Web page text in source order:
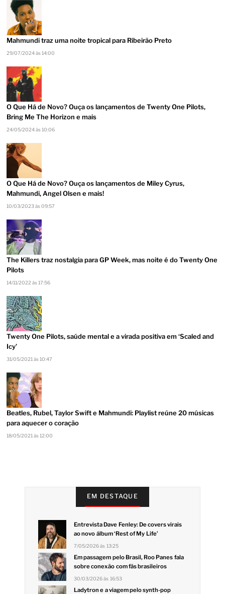
Mahmundi traz uma noite tropical para Ribeirão Preto
29/07/2024 às 14:00
O Que Há de Novo? Ouça os lançamentos de Twenty One Pilots,
Bring Me The Horizon e mais
24/05/2024 às 10:06
O Que Há de Novo? Ouça os lançamentos de Miley Cyrus,
Mahmundi, Angel Olsen e mais!
10/03/2023 às 09:57
The Killers traz nostalgia para GP Week, mas noite é do Twenty One
Pilots
14/11/2022 às 17:56
Twenty One Pilots, saúde mental e a virada positiva em ‘Scaled and
Icy’
31/05/2021 às 10:47
Beatles, Rubel, Taylor Swift e Mahmundi: Playlist reúne 20 músicas
para aquecer o coração
18/05/2021 às 12:00
EM DESTAQUE
Entrevista Dave Fenley: De covers virais
ao novo álbum ‘Rest of My Life’
7/05/2026 às 13:25
Em passagem pelo Brasil, Roo Panes fala
sobre conexão com fãs brasileiros
30/03/2026 às 16:53
Ladytron e a viagem pelo synth-pop